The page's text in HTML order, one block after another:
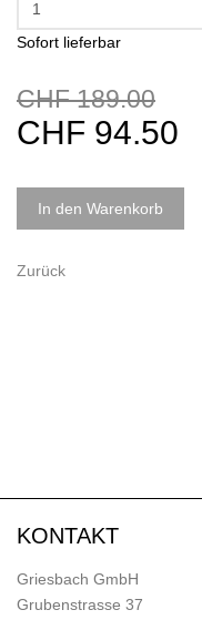
Sofort lieferbar
CHF 189.00
CHF 94.50
In den Warenkorb
Zurück
KONTAKT
Griesbach GmbH
Grubenstrasse 37